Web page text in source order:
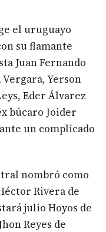
el uruguayo
su flamante
Juan Fernando
Yerson
Eder Álvarez
búcaro Joider
un complicado
nombró como
Rivera de
julio Hoyos de
Reyes de